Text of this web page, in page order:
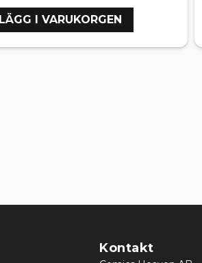
LÄGG I VARUKORGEN
Kontakt